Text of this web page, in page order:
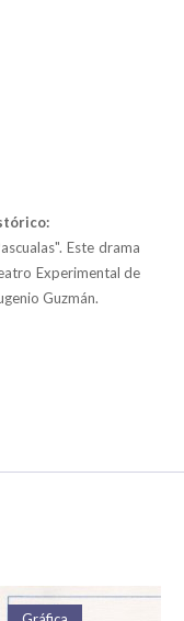
Este drama
Experimental de
Guzmán.